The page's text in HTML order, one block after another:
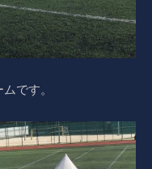
です。